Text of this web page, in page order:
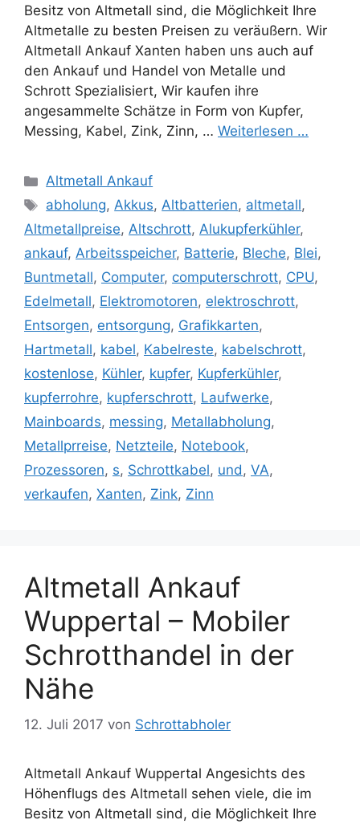
Besitz von Altmetall sind, die Möglichkeit Ihre
Altmetalle zu besten Preisen zu veräußern. Wir
Altmetall Ankauf Xanten haben uns auch auf
den Ankauf und Handel von Metalle und
Schrott Spezialisiert, Wir kaufen ihre
angesammelte Schätze in Form von Kupfer,
Messing, Kabel, Zink, Zinn, … Weiterlesen …
Kategorien
Altmetall Ankauf
Schlagwörter
abholung,Akkus,Altbatterien, altmetall,
Altmetallpreise, Altschrott, Alukupferkühler,
ankauf, Arbeitsspeicher, Batterie, Bleche, Blei,
Buntmetall, Computer, computerschrott, CPU,
Edelmetall, Elektromotoren, elektroschrott,
Entsorgen, entsorgung, Grafikkarten,
Hartmetall, kabel, Kabelreste, kabelschrott,
kostenlose, Kühler, kupfer, Kupferkühler,
kupferrohre, kupferschrott, Laufwerke,
Mainboards, messing, Metallabholung,
Metallprreise, Netzteile, Notebook,
Prozessoren, s, Schrottkabel, und, VA,
verkaufen, Xanten, Zink, Zinn
Altmetall Ankauf
Wuppertal – Mobiler
Schrotthandel in der
Nähe
12. Juli 2017 von Schrottabholer
Altmetall Ankauf Wuppertal Angesichts des
Höhenflugs des Altmetall sehen viele, die im
Besitz von Altmetall sind, die Möglichkeit Ihre